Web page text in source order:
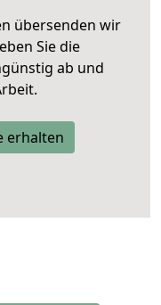
übersenden wir
Sie die
ab und
erhalten